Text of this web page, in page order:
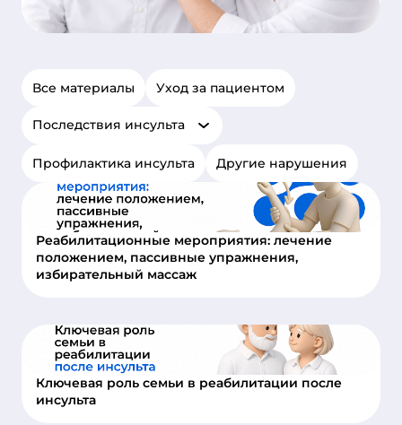
Все материалы Уход за пациентом
Последствия инсульта
Профилактика инсульта Другие нарушения
Реабилитационные мероприятия: лечение
положением, пассивные упражнения,
избирательный массаж
Ключевая роль семьи в реабилитации после
инсульта